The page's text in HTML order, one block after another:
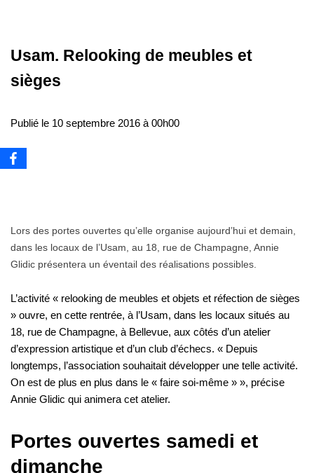
Usam. Relooking de meubles et
sièges
Publié le 10 septembre 2016 à 00h00
Lors des portes ouvertes qu’elle organise aujourd’hui et demain,
dans les locaux de l’Usam, au 18, rue de Champagne, Annie
Glidic présentera un éventail des réalisations possibles.
L’activité « relooking de meubles et objets et réfection de sièges
» ouvre, en cette rentrée, à l’Usam, dans les locaux situés au
18, rue de Champagne, à Bellevue, aux côtés d’un atelier
d’expression artistique et d’un club d’échecs. « Depuis
longtemps, l’association souhaitait développer une telle activité.
On est de plus en plus dans le « faire soi-même » », précise
Annie Glidic qui animera cet atelier.
Portes ouvertes samedi et
dimanche